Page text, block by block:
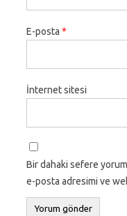
E-posta *
İnternet sitesi
Bir dahaki sefere yorum
e-posta adresimi ve